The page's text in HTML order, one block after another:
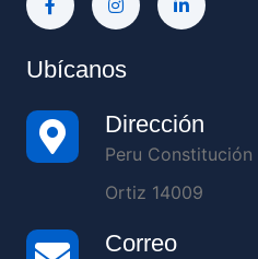
Ubícanos
Dirección
Peru
Ortiz 14009
Correo